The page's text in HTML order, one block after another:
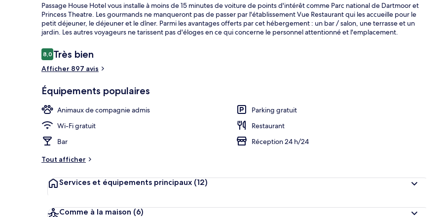
Chambre
Passage House Hotel vous installe à moins de 15 minutes de voiture de points d'intérêt comme Parc national de Dartmoor et
Princess Theatre. Les gourmands ne manqueront pas de passer par l'établissement Vue Restaurant qui les accueille pour le
petit déjeuner, le déjeuner et le dîner. Parmi les avantages offerts par cet hébergement : un bar / salon, une terrasse et un
jardin. Les autres voyageurs ne tarissent pas d'éloges en ce qui concerne le personnel attentionné et l'emplacement.
Avis
voyageurs
8,08,0 sur 10
Très bien
Afficher 897 avis
Équipements populaires
Animaux de compagnie admis
Parking gratuit
Wi-Fi gratuit
Restaurant
Bar
Réception 24 h/24
Tout afficher
Services et équipements principaux (12)
Comme à la maison (6)